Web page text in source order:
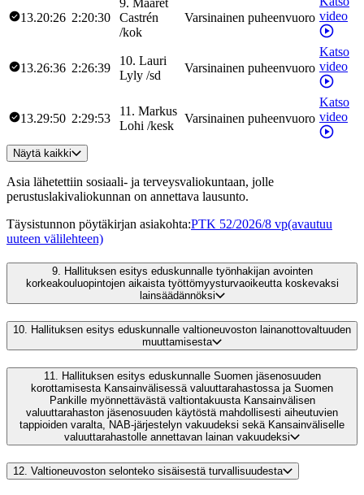
13.20:26 2:20:30
Castrén
/kok
Varsinainen puheenvuoro video
13.26:36 2:26:39
10. Lauri
Lyly /sd
Varsinainen puheenvuoro
Katso
video
13.29:50 2:29:53
11 . Markus
Lohi /kesk
Varsinainen puheenvuoro
Katso
video
Näytä kaikki
Asia lähetettiin sosiaali- ja terveysvaliokuntaan, jolle
perustuslakivaliokunnan on annettava lausunto.
Täysistunnon pöytäkirjan asiakohta:PTK 52/2026/8 vp(avautuu
uuteen välilehteen)
9. Hallituksen esitys eduskunnalle työnhakijan avointen
korkeakouluopintojen aikaista työttömyysturvaoikeutta koskevaksi
lainsäädännöksi
10. Hallituksen esitys eduskunnalle valtioneuvoston lainanottovaltuuden
muuttamisesta
11.
Hallituksen esitys eduskunnalle Suomen jäsenosuuden
korottamisesta Kansainvälisessä valuuttarahastossa ja Suomen
Pankille myönnettävästä valtiontakuusta Kansainvälisen
valuuttarahaston jäsenosuuden käytöstä mahdollisesti aiheutuvien
tappioiden varalta, NAB-järjestelyn vakuudeksi sekä Kansainväliselle
valuuttarahastolle annettavan lainan vakuudeksi
12. Valtioneuvoston selonteko sisäisestä turvallisuudesta